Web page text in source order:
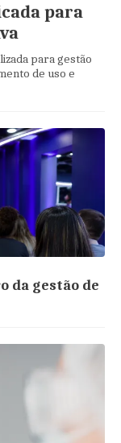
para
para gestão
de uso e
da gestão de